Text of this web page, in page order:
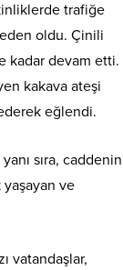
trafiğe
oldu. Çinili
kadar devam etti.
kakava ateşi
eğlendi.
sıra, caddenin
yaşayan ve
vatandaşlar,